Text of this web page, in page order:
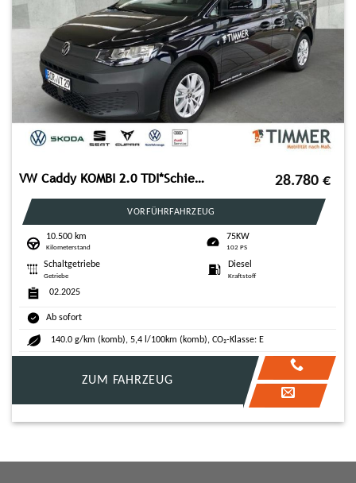
VW Caddy KOMBI 2.0 TDI*Schiebetür beidseitig*Tempom 28.780 €
VORFÜHRFAHRZEUG
10.500 km
Kilometerstand
75KW
102 PS
Schaltgetriebe
Getriebe
Diesel
Kraftstoff
02.2025
Ab sofort
140.0 g/km (komb), 5,4 l/100km (komb), CO₂-Klasse: E
ZUM FAHRZEUG